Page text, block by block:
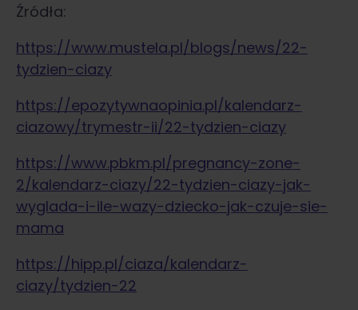
Źródła:
https://www.mustela.pl/blogs/news/22-
tydzien-ciazy
https://epozytywnaopinia.pl/kalendarz-
ciazowy/trymestr-ii/22-tydzien-ciazy
https://www.pbkm.pl/pregnancy-zone-
2/kalendarz-ciazy/22-tydzien-ciazy-jak-
wyglada-i-ile-wazy-dziecko-jak-czuje-sie-
mama
https://hipp.pl/ciaza/kalendarz-
ciazy/tydzien-22